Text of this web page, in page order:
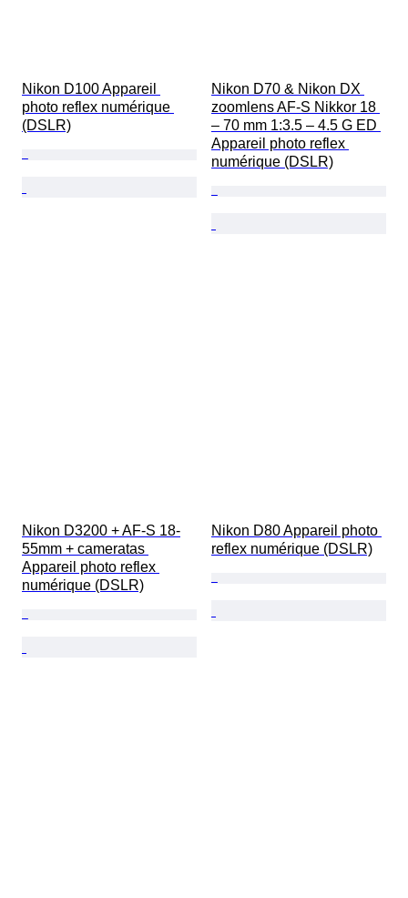
Nikon D100 Appareil
photo reflex numérique
(DSLR)
Nikon D70 & Nikon DX
zoomlens AF-S Nikkor 18
– 70 mm 1:3.5 – 4.5 G ED
Appareil photo reflex
numérique (DSLR)
Nikon D3200 + AF-S 18-
55mm + cameratas
Appareil photo reflex
numérique (DSLR)
Nikon D80 Appareil photo
reflex numérique (DSLR)